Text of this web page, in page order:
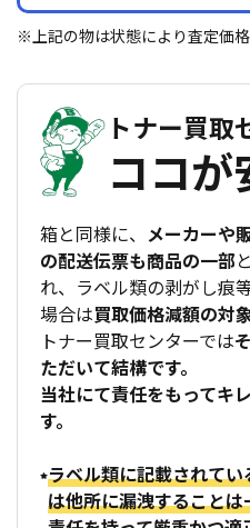
※上記の物は状態により査定価格
トナー買取
ココが
箱と同様に、 メーカーや
の配送伝票も商品の一部
れ、ラベル類の剥がし痕
場合は買取価格減額の対
トナー買取センターでは
ただいて結構です。
当社にて責任をもってキ
す。
ラベル類に記載されて
は他所に漏洩すること